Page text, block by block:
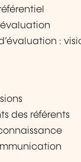
:
des référents